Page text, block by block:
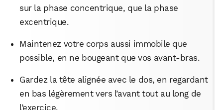
sur la phase concentrique, que la phase
excentrique.
Maintenez votre corps aussi immobile que
possible, en ne bougeant que vos avant-bras.
Gardez la tête alignée avec le dos, en regardant
en bas légèrement vers l’avant tout au long de
l’exercice.